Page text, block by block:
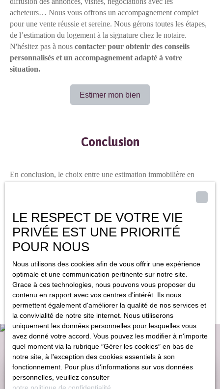
acheteurs… Nous vous offrons un accompagnement complet
pour une vente réussie et sereine. Nous gérons toutes les étapes,
de l’estimation du logement à la signature chez le notaire.
N'hésitez pas à nous contacter pour obtenir des conseils
personnalisés et un accompagnement adapté à votre
situation.
Estimer mon bien
Conclusion
En conclusion, le choix entre une estimation immobilière en
domicile par un professionnel, comme ceux d’Agence
POURPR'IMMO, est bien plus précise et personnalisée. Pour
une vente réussie de votre appartement, maison ou autre type de
logement, nous vous recommandons de faire appel à notre
expertise pour une estimation fiable et un accompagnement sur
mesure. Contactez Agence POURPR'IMMO au05 33 09 07 49
pour une estimation gratuite et personnalisée de votre bien
immobilier !
Estimez gratuitement votre bien
LE RESPECT DE VOTRE VIE
PRIVÉE EST UNE PRIORITÉ
POUR NOUS
Nous utilisons des cookies afin de vous offrir une expérience
optimale et une communication pertinente sur notre site.
Grace à ces technologies, nous pouvons vous proposer du
contenu en rapport avec vos centres d'intérêt. Ils nous
permettent également d'améliorer la qualité de nos services et
la convivialité de notre site internet. Nous utiliserons
uniquement les données personnelles pour lesquelles vous
avez donné votre accord. Vous pouvez les modifier à n'importe
quel moment via la rubrique ″Gérer les cookies″ en bas de
notre site, à l'exception des cookies essentiels à son
fonctionnement. Pour plus d'informations sur vos données
personnelles, veuillez consulter